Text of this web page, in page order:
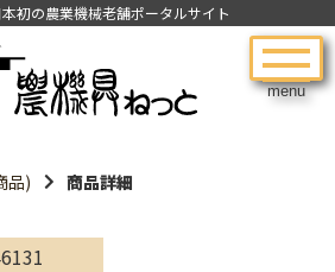
menu
初の農業機械老舗ポータルサイト
品) 商品詳細